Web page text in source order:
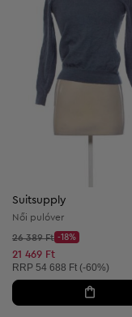
Suitsupply
Női pulóver
Kezdő ár:
26 389 Ft
Discount Price:
-18%
Csökkentett ár:
21 469 Ft
Ajánlott ár:
RRP 54 688 Ft (-60%)